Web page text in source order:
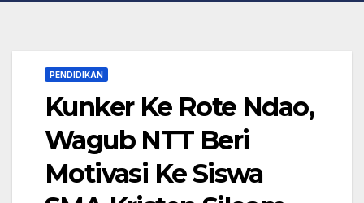
PENDIDIKAN
Kunker Ke Rote Ndao,
Wagub NTT Beri
Motivasi Ke Siswa